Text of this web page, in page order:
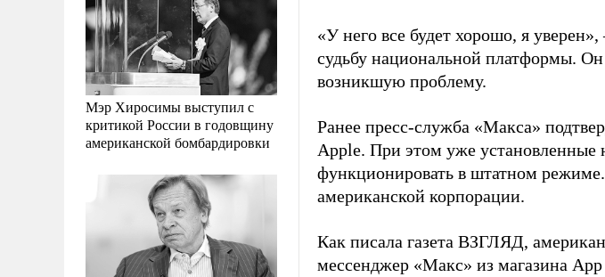
Мэр Хиросимы выступил с
критикой России в годовщину
американской бомбардировки
«У него все будет хорошо, я
судьбу национальной платформы. Он
возникшую проблему.
Ранее пресс-служба «Макса»
Apple. При этом уже
функционировать в штатном
американской корпорации.
Как писала газета ВЗГЛЯД,
мессенджер «Макс» из магазина App